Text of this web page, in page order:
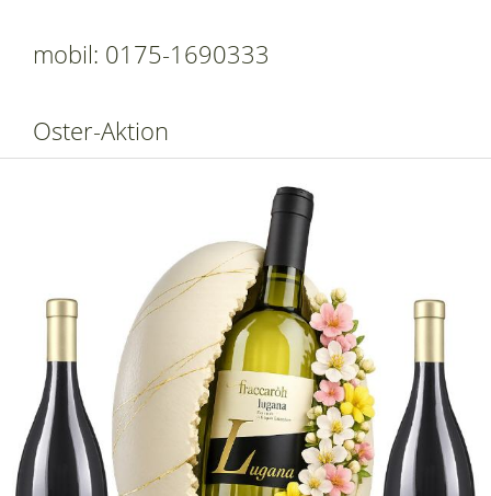
mobil: 0175-1690333
Oster-Aktion